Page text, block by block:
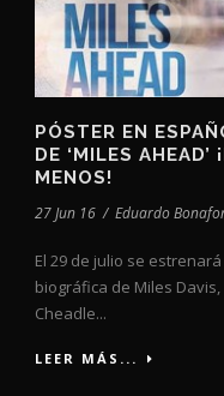
PÓSTER EN
DE ‘MILES
MENOS!
27 Jun 16 / Eduardo
El 29 de julio se estrenará
biográfica de Miles
Cheadle...
LEER MÁS...